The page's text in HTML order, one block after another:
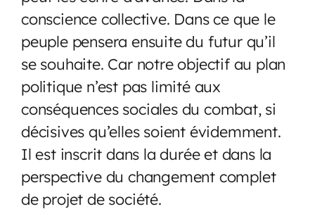
conscience collective. Dans ce que le
peuple pensera ensuite du futur qu’il
se souhaite. Car notre objectif au plan
politique n’est pas limité aux
conséquences sociales du combat, si
décisives qu’elles soient évidemment.
Il est inscrit dans la durée et dans la
perspective du changement complet
de projet de société.